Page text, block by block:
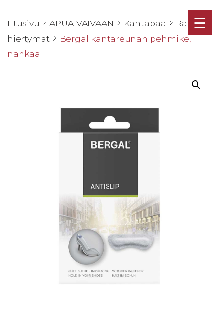
☰
Etusivu APUA VAIVAAN Kantapää
Rakot ja
hiertymät
Bergal kantareunan pehmike,
nahkaa